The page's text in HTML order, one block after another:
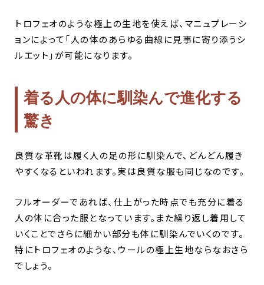
トロフェオのような極上の生地を使えば、マニュプレーシ
ョンによって「人の体のあらゆる曲線に見事に寄り添うシ
ルエット」が可能になります。
着る人の体に馴染んで進化する
驚き
良質な革靴は履く人の足の形に馴染んで、どんどん履き
やすくなるといわれます。実は良質な服も同じなのです。
フルオーダーであれば、仕上がった時点でも充分に着る
人の体に合った服となっています。また繰り返し着用して
いくことでさらに細かい部分も体に馴染んでいくのです。
特にトロフェオのような、ウールの極上生地ならなおさら
でしょう。